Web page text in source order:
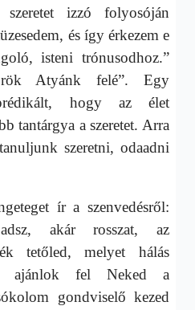
izzó folyosóján
és így érkezem e
isteni trónusodhoz.”
Atyánk felé”. Egy
hogy az élet
tantárgya a szeretet. Arra
szeretni, odaadni
ír a szenvedésről:
akár rosszat, az
tetőled, melyet hálás
ajánlok fel Neked a
gondviselő kezed